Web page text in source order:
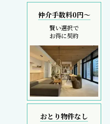
仲介手数料0円～
賢い選択で
お得に契約
おとり物件なし